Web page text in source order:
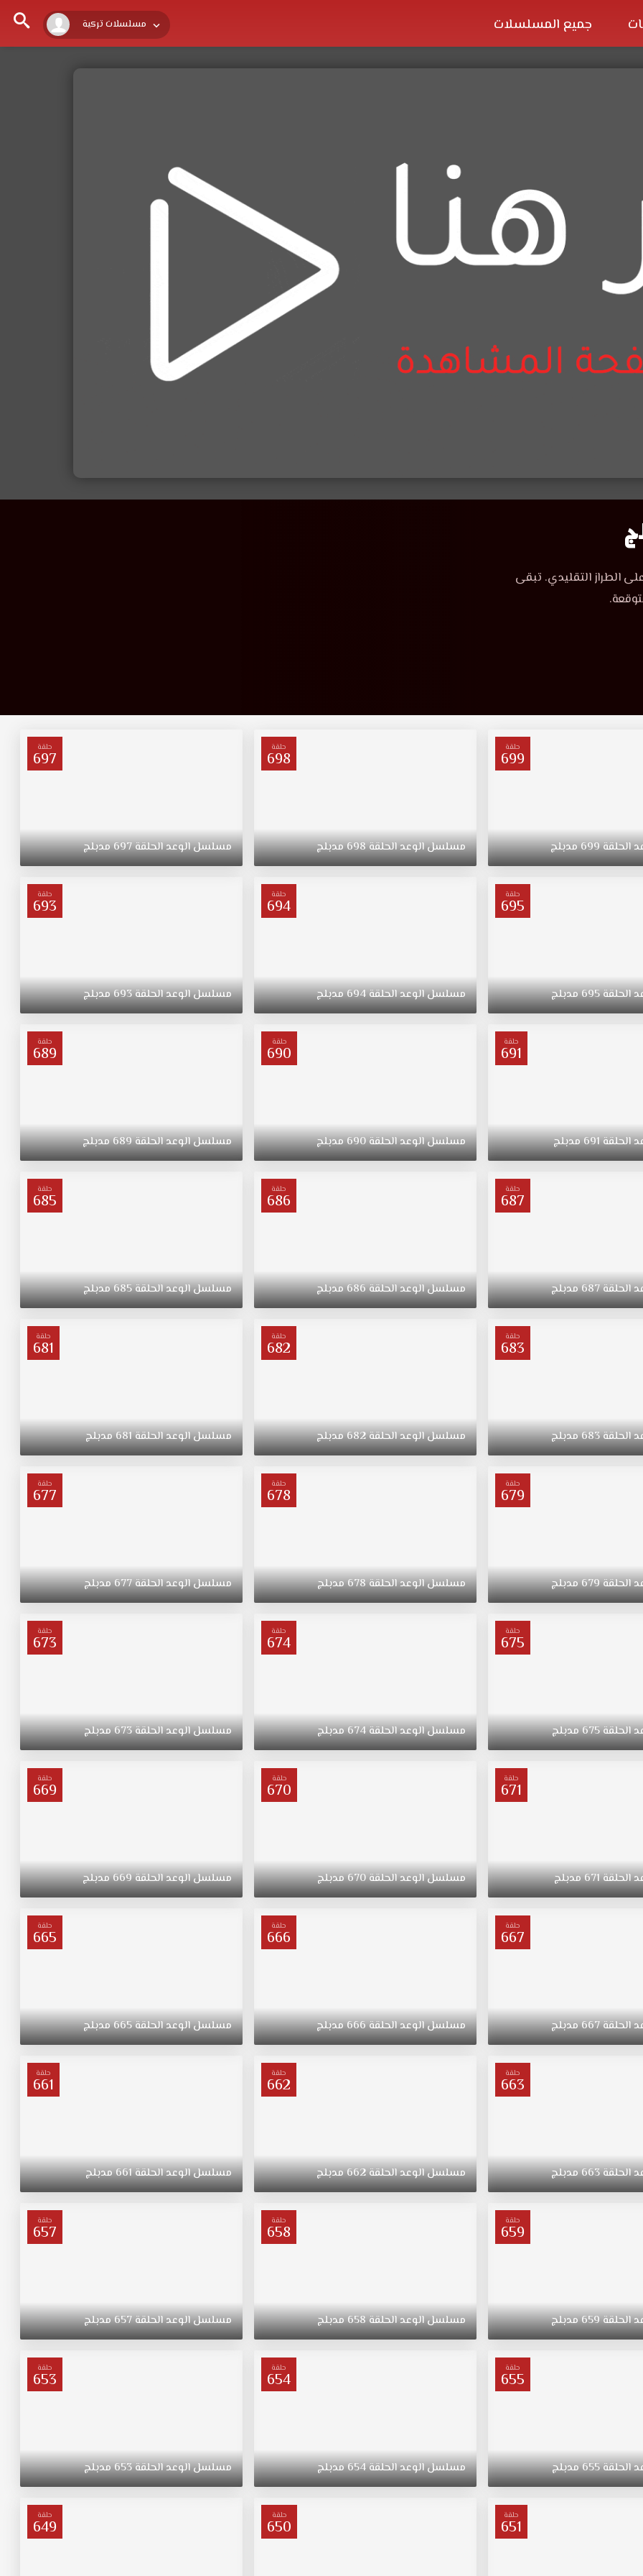
مسلسلات تركية جميع المسلسلات
الطراز التقليدي. تبقى
حلقة
699
الحلقة699مدبلج
حلقة
698
مسلسلالوعدالحلقة698مدبلج
حلقة
697
مسلسلالوعدالحلقة697مدبلج
حلقة
695
الحلقة695مدبلج
حلقة
694
مسلسلالوعدالحلقة694مدبلج
حلقة
693
مسلسلالوعدالحلقة693مدبلج
حلقة
691
الحلقة691مدبلج
حلقة
690
مسلسلالوعدالحلقة690مدبلج
حلقة
689
مسلسلالوعدالحلقة689مدبلج
حلقة
687
الحلقة687مدبلج
حلقة
686
مسلسلالوعدالحلقة686مدبلج
حلقة
685
مسلسلالوعدالحلقة685مدبلج
حلقة
683
الحلقة683مدبلج
حلقة
682
مسلسلالوعدالحلقة682مدبلج
حلقة
681
مسلسلالوعدالحلقة681مدبلج
حلقة
679
الحلقة679مدبلج
حلقة
678
مسلسلالوعدالحلقة678مدبلج
حلقة
677
مسلسلالوعدالحلقة677مدبلج
حلقة
675
الحلقة675مدبلج
حلقة
674
مسلسلالوعدالحلقة674مدبلج
حلقة
673
مسلسلالوعدالحلقة673مدبلج
حلقة
671
الحلقة671مدبلج
حلقة
670
مسلسلالوعدالحلقة670مدبلج
حلقة
669
مسلسلالوعدالحلقة669مدبلج
حلقة
667
الحلقة667مدبلج
حلقة
666
مسلسلالوعدالحلقة666مدبلج
حلقة
665
مسلسلالوعدالحلقة665مدبلج
حلقة
663
الحلقة663مدبلج
حلقة
662
مسلسلالوعدالحلقة662مدبلج
حلقة
661
مسلسلالوعدالحلقة661مدبلج
حلقة
659
الحلقة659مدبلج
حلقة
658
مسلسلالوعدالحلقة658مدبلج
حلقة
657
مسلسلالوعدالحلقة657مدبلج
حلقة
655
الحلقة655مدبلج
حلقة
654
مسلسلالوعدالحلقة654مدبلج
حلقة
653
مسلسلالوعدالحلقة653مدبلج
حلقة
651
حلقة
650
حلقة
649